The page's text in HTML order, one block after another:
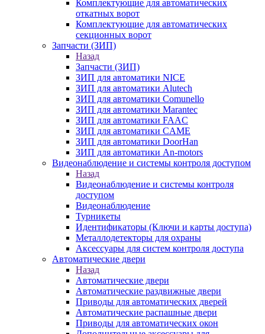
Комплектующие для автоматических
откатных ворот
Комплектующие для автоматических
секционных ворот
Запчасти (ЗИП)
Назад
Запчасти (ЗИП)
ЗИП для автоматики NICE
ЗИП для автоматики Alutech
ЗИП для автоматики Comunello
ЗИП для автоматики Marantec
ЗИП для автоматики FAAC
ЗИП для автоматики CAME
ЗИП для автоматики DoorHan
ЗИП для автоматики An-motors
Видеонаблюдение и системы контроля доступом
Назад
Видеонаблюдение и системы контроля
доступом
Видеонаблюдение
Турникеты
Идентификаторы (Ключи и карты доступа)
Металлодетекторы для охраны
Аксессуары для систем контроля доступа
Автоматические двери
Назад
Автоматические двери
Автоматические раздвижные двери
Приводы для автоматических дверей
Автоматические распашные двери
Приводы для автоматических окон